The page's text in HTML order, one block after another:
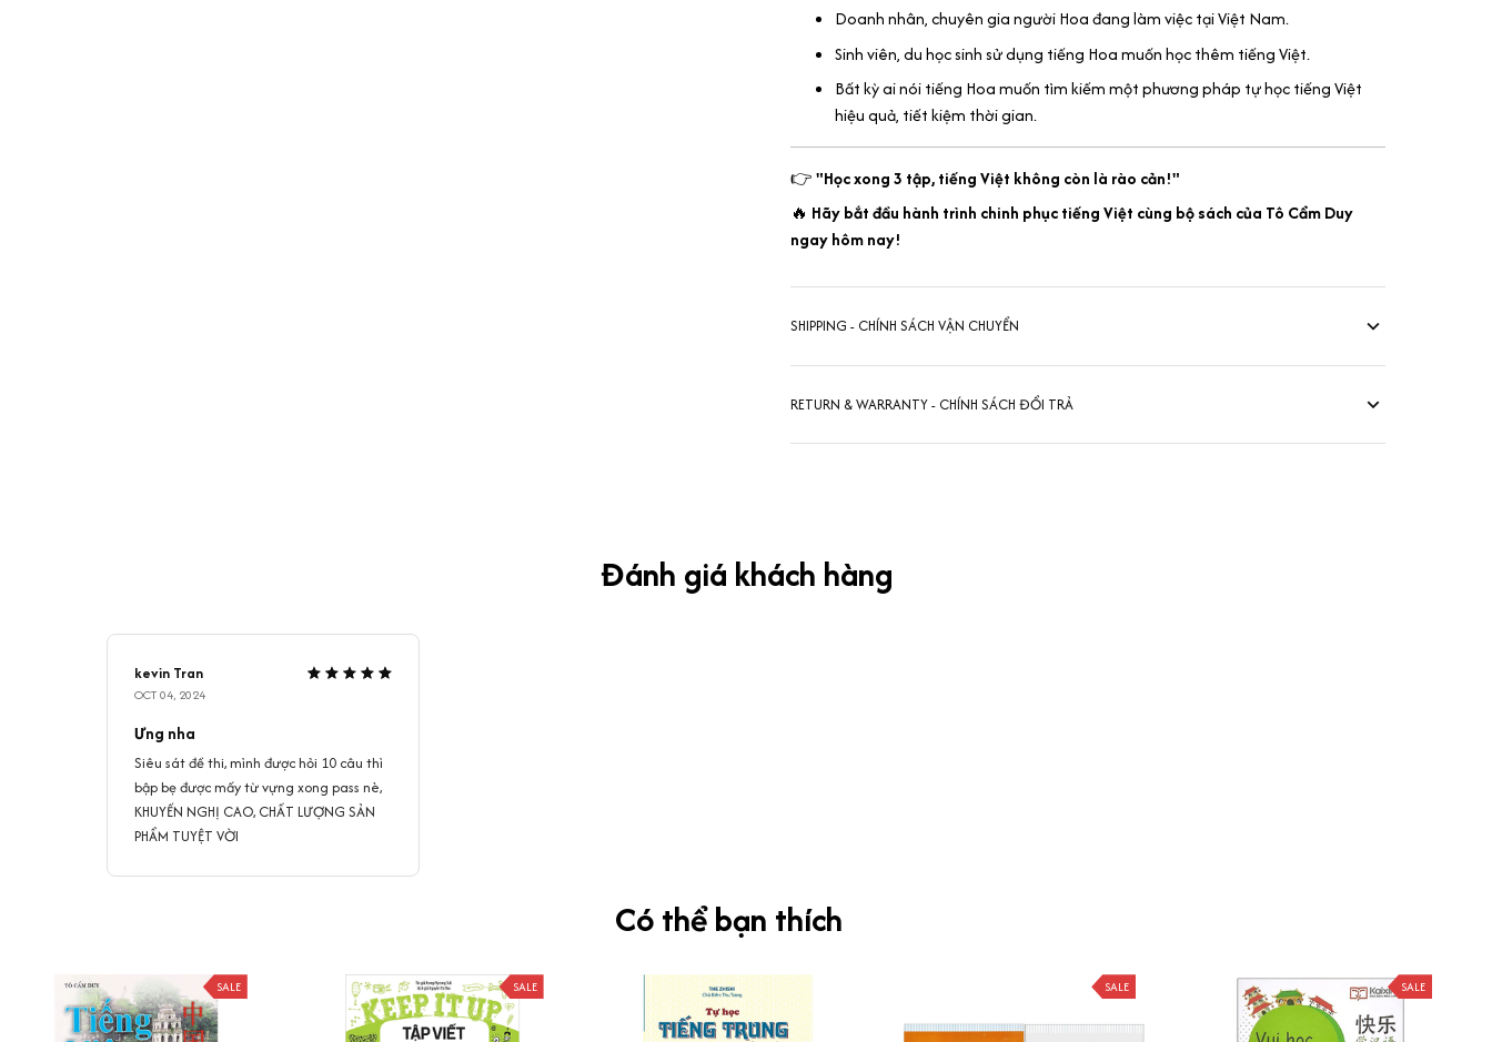
Doanh nhân, chuyên gia người Hoa đang làm việc tại Việt Nam.
Sinh viên, du học sinh sử dụng tiếng Hoa muốn học thêm tiếng Việt.
Bất kỳ ai nói tiếng Hoa muốn tìm kiếm một phương pháp tự học tiếng Việt
hiệu quả, tiết kiệm thời gian.
👉"Học xong 3 tập, tiếng Việt không còn là rào cản!"
🔥 Hãy bắt đầu hành trình chinh phục tiếng Việt cùng bộ sách của Tô Cẩm Duy
ngay hôm nay!
SHIPPING - CHÍNH SÁCH VẬN CHUYỂN
RETURN & WARRANTY - CHÍNH SÁCH ĐỔI TRẢ
Đánh giá khách hàng
kevin Tran
OCT 04, 2024
Ưng nha
Siêu sát đề thi, mình được hỏi 10 câu thì
bập bẹ được mấy từ vựng xong pass nè,
KHUYẾN NGHỊ CAO, CHẤT LƯỢNG SẢN
PHẨM TUYỆT VỜI
Có thể bạn thích
SALE SALE SALE SALE